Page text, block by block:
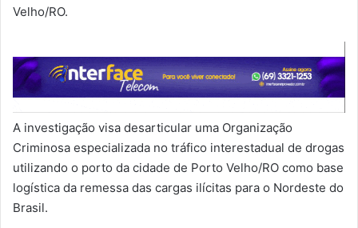
Velho/RO.
A investigação visa desarticular uma Organização
Criminosa especializada no tráfico interestadual de drogas
utilizando o porto da cidade de Porto Velho/RO como base
logística da remessa das cargas ilícitas para o Nordeste do
Brasil.